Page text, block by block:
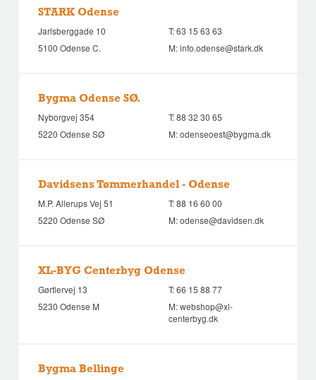
STARK Odense
Jarlsberggade 10
5100 Odense C.
T:63 15 63 63
M:info.odense@stark.dk
Bygma Odense SØ.
Nyborgvej 354
5220 Odense SØ
T:88 32 30 65
M:odenseoest@bygma.dk
Davidsens Tømmerhandel - Odense
M.P. Allerups Vej 51
5220 Odense SØ
T:88 16 60 00
M:odense@davidsen.dk
XL-BYG Centerbyg Odense
Gørtlervej 13
5230 Odense M
T:66 15 88 77
M:webshop@xl-
centerbyg.dk
Bygma Bellinge